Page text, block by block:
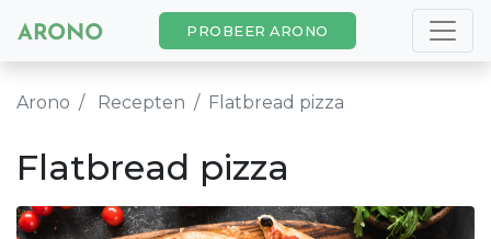
PROBEER ARONO
Arono Recepten Flatbread pizza
Flatbread pizza